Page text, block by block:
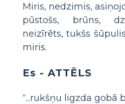
Miris, nedzimis,
pūstošs, brūns,
neizīrēts, tukšs
miris.
Es - ATTĒLS
“...rukšņu ligzda gobā